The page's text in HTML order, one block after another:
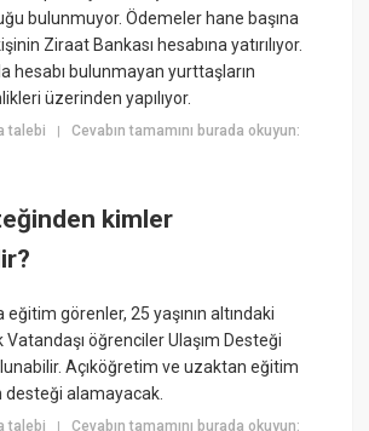
bulunmuyor. Ödemeler hane başına
Ziraat Bankası hesabına yatırılıyor.
hesabı bulunmayan yurttaşların
üzerinden yapılıyor.
talebi |Cevabın tamamını burada okuyun:
kimler
görenler, 25 yaşının altındaki
öğrenciler Ulaşım Desteği
Açıköğretim ve uzaktan eğitim
desteği alamayacak.
talebi |Cevabın tamamını burada okuyun: